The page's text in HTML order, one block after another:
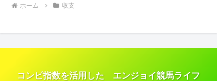
ホーム 収支
コンピ指数を活用した エンジョイ競馬ライフ